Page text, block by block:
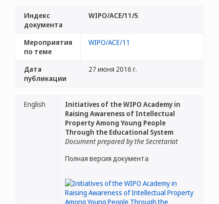
Индекс
документа
WIPO/ACE/11/5
Мероприятия
по теме
WIPO/ACE/11
Дата
публикации
27 июня 2016 г.
English
Initiatives of the WIPO Academy in
Raising Awareness of Intellectual
Property Among Young People
Through the Educational System
Document prepared by the Secretariat
Полная версия документа